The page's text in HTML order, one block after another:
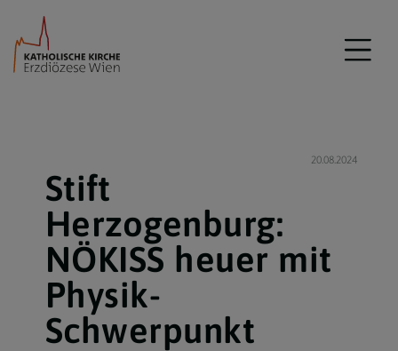
20.08.2024
Stift
Herzogenburg:
NÖKISS heuer mit
Physik-
Schwerpunkt